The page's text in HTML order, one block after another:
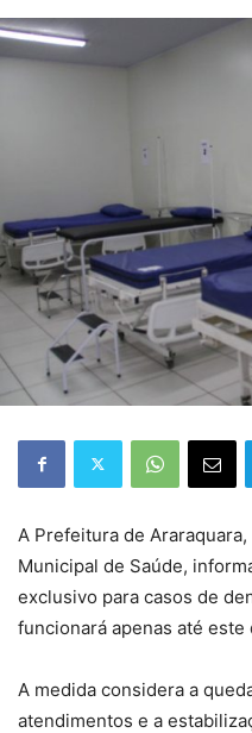
A Prefeitura de
Municipal de Saúde,
exclusivo para casos de
funcionará apenas até este
A medida considera a
atendimentos e a